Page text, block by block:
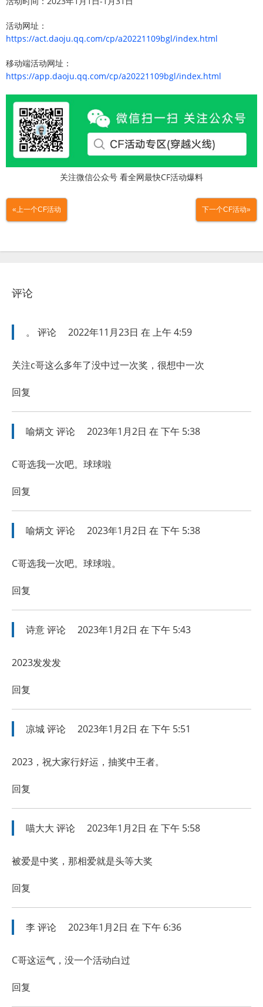
活动网址：
https://act.daoju.qq.com/cp/a20221109bgl/index.html
移动端活动网址：
https://app.daoju.qq.com/cp/a20221109bgl/index.html
关注微信公众号 看全网最快CF活动爆料
«上一个CF活动 下一个CF活动»
评论
。 评论 2022年11月23日 在 上午 4:59
关注c哥这么多年了没中过一次奖，很想中一次
回复
喻炳文 评论 2023年1月2日 在 下午 5:38
C哥选我一次吧。球球啦
回复
喻炳文 评论 2023年1月2日 在 下午 5:38
C哥选我一次吧。球球啦。
回复
诗意评论 2023年1月2日 在 下午 5:43
2023发发发
回复
凉城评论 2023年1月2日 在 下午 5:51
2023，祝大家行好运，抽奖中王者。
回复
喵大大 评论 2023年1月2日 在 下午 5:58
被爱是中奖，那相爱就是头等大奖
回复
李评论 2023年1月2日 在 下午 6:36
C哥这运气，没一个活动白过
回复